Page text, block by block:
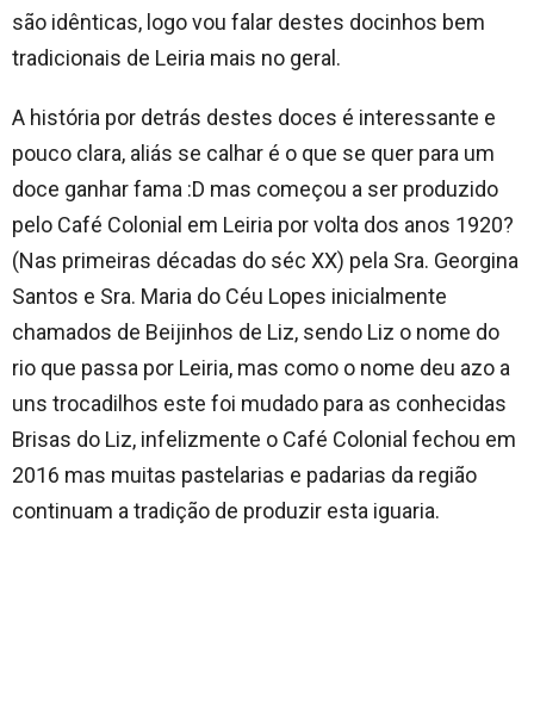
são idênticas, logo vou falar destes docinhos bem
tradicionais de Leiria mais no geral.
A história por detrás destes doces é interessante e
pouco clara, aliás se calhar é o que se quer para um
doce ganhar fama :D mas começou a ser produzido
pelo Café Colonial em Leiria por volta dos anos 1920?
(Nas primeiras décadas do séc XX) pela Sra. Georgina
Santos e Sra. Maria do Céu Lopes inicialmente
chamados de Beijinhos de Liz, sendo Liz o nome do
rio que passa por Leiria, mas como o nome deu azo a
uns trocadilhos este foi mudado para as conhecidas
Brisas do Liz, infelizmente o Café Colonial fechou em
2016 mas muitas pastelarias e padarias da região
continuam a tradição de produzir esta iguaria.